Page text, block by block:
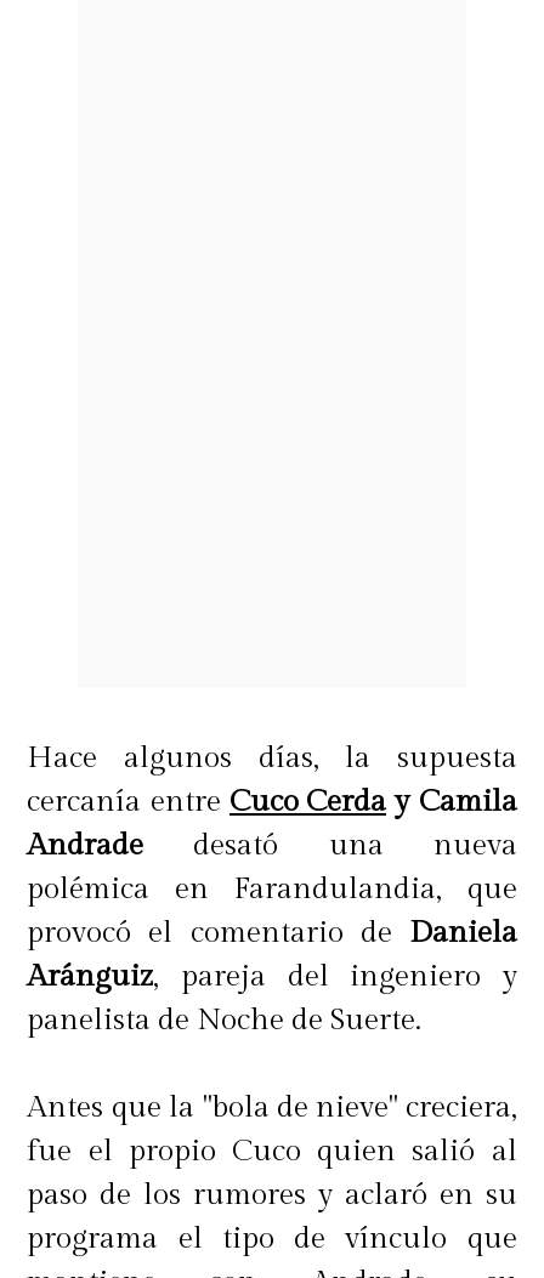
Hace algunos días, la supuesta
cercanía entre Cuco Cerday Camila
Andrade desató una nueva
polémica en Farandulandia, que
provocó el comentario de Daniela
Aránguiz, pareja del ingeniero y
panelista de Noche de Suerte.
Antes que la "bola de nieve" creciera,
fue el propio Cuco quien salió al
paso de los rumores y aclaró en su
programa el tipo de vínculo que